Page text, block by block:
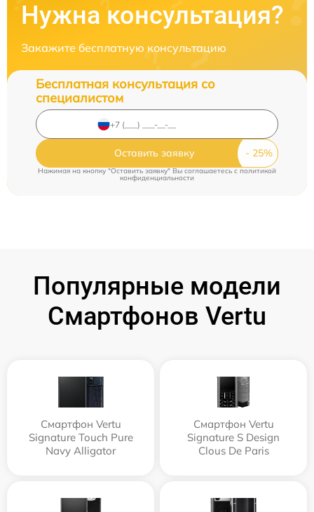
Нужна консультация?
Закажите бесплатную консультацию
Бесплатная консультация со
специалистом
Оставить заявку
Нажимая на кнопку "Оставить заявку" Вы соглашаетесь cполитикой
конфиденциальности
Популярные модели
Смартфонов Vertu
Смартфон Vertu
Signature Touch Pure
Navy Alligator
Смартфон Vertu
Signature S Design
Clous De Paris